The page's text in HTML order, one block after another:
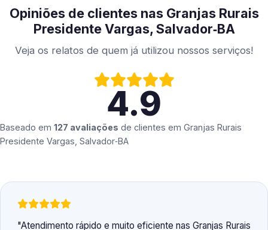
Opiniões de clientes nas Granjas Rurais
Presidente Vargas, Salvador‑BA
Veja os relatos de quem já utilizou nossos serviços!
4.9
Baseado em 127 avaliações de clientes em Granjas Rurais
Presidente Vargas, Salvador‑BA
Atendimento rápido e muito eficiente nas Granjas Rurais